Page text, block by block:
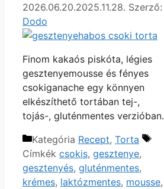
2026.06.20.2025.11.28. Szerző:
Dodo
Finom kakaós piskóta, légies
gesztenyemousse és fényes
csokiganache egy könnyen
elkészíthető tortában tej-,
tojás-, gluténmentes verzióban.
Kategória Recept, Torta
Címkék csokis, gesztenye,
gesztenyés, gluténmentes,
krémes, laktózmentes, mousse,